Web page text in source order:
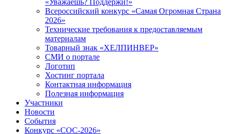
«Уважаешь? Поддержи!»
Всероссийский конкурс «Самая Огромная Страна
2026»
Технические требования к предоставляемым
материалам
Товарный знак «ХЕЛПИНВЕР»
СМИ о портале
Логотип
Хостинг портала
Контактная информация
Полезная информация
Участники
Новости
События
Конкурс «СОС-2026»